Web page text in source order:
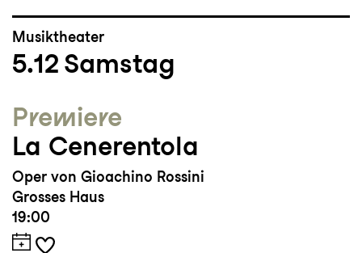
Musiktheater
5.12 Samstag
Premiere
La Cenerentola
Oper von Gioachino Rossini
Grosses Haus
19:00